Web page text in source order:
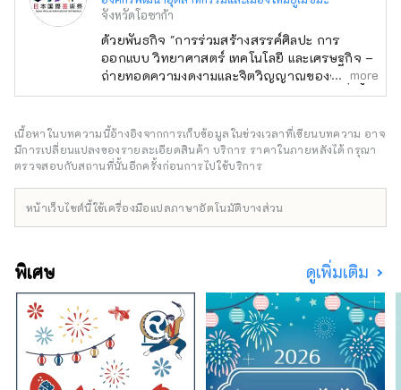
องค์กรพัฒนาอุตสาหกรรมและเมืองใหม่ยูเมะชิมะ
(จำกัด) / เลขานุการ: สถาบันออกแบบเมืองเพื่อ
สุขภาพ (จำกัด) https://yumeshimakikou.org/
อาคาร Mainichi Shimbun 3-4-5 Umeda,
info@yumeshimakikou.com โทรศัพท์: 06-
6136-8803
************************************
***
จังหวัดโอซาก้า
ด้วยพันธกิจ "การร่วมสร้างสรรค์ศิลปะ การ
ออกแบบ วิทยาศาสตร์ เทคโนโลยี และเศรษฐกิจ –
ถ่ายทอดความงดงามและจิตวิญญาณของญี่ปุ่นสู่
โลก และสร้างอนาคต" เทศกาลศิลปะนานาชาติ
Osaka-Kansai Expo ซึ่งจะมีประเทศและภูมิภาค
เข้าร่วม 158 แห่ง และองค์กรระหว่างประเทศ 7
แห่ง ผ่านเครือข่ายที่จะเกิดขึ้น ณ สถานที่จัดงาน
ประเทศ เพื่อส่งเสริมการสร้างวัฏจักรที่ดีงาม
การร่วมสร้างสรรค์ในด้านวัฒนธรรมและศิลปะที่
หลากหลาย วิทยาศาสตร์และเทคโนโลยี และ
เศรษฐกิจกับประเทศต่างๆ ทั่วโลก
***********************************
องค์กรพัฒนาอุตสาหกรรมและเมืองใหม่ยูเมะชิมะ
(จำกัด) / เลขานุการ: สถาบันออกแบบเมืองเพื่อ
สุขภาพ (จำกัด) https://yumeshimakikou.org/
more
เนื้อหาในบทความนี้อ้างอิงจากการเก็บข้อมูลในช่วงเวลาที่เขียนบทความ อาจ
มีการเปลี่ยนแปลงของรายละเอียดสินค้า บริการ ราคาในภายหลังได้ กรุณา
ตรวจสอบกับสถานที่นั้นอีกครั้งก่อนการไปใช้บริการ
หน้าเว็บไซต์นี้ใช้เครื่องมือแปลภาษาอัตโนมัติบางส่วน
พิเศษ ดูเพิ่มเติม